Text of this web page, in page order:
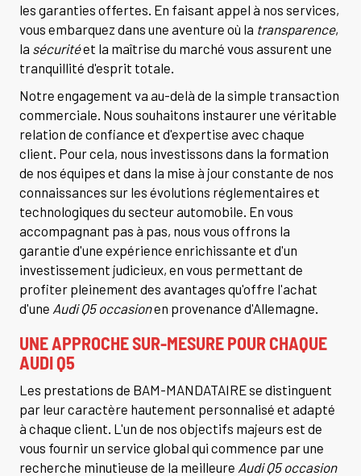
les garanties offertes. En faisant appel à nos services,
vous embarquez dans une aventure où la transparence,
la sécuritéet la maîtrise du marché vous assurent une
tranquillité d'esprit totale.
Notre engagement va au-delà de la simple transaction
commerciale. Nous souhaitons instaurer une véritable
relation de confiance et d'expertise avec chaque
client. Pour cela, nous investissons dans la formation
de nos équipes et dans la mise à jour constante de nos
connaissances sur les évolutions réglementaires et
technologiques du secteur automobile. En vous
accompagnant pas à pas, nous vous offrons la
garantie d'une expérience enrichissante et d'un
investissement judicieux, en vous permettant de
profiter pleinement des avantages qu'offre l'achat
d'une Audi Q5 occasionen provenance d'Allemagne.
UNE APPROCHE SUR-MESURE POUR CHAQUE
AUDI Q5
Les prestations de BAM-MANDATAIRE se distinguent
par leur caractère hautement personnalisé et adapté
à chaque client. L'un de nos objectifs majeurs est de
vous fournir un service global qui commence par une
recherche minutieuse de la meilleure Audi Q5 occasion